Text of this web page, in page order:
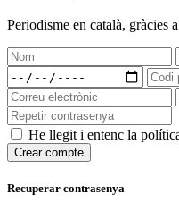
Periodisme en català, gràcies
He llegit i entenc la
Crear compte
Recuperar contrasenya